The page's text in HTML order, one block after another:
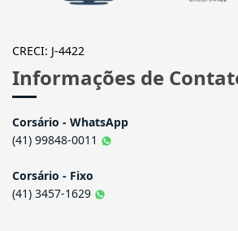
CRECI: J-4422
Informações de Contato
Corsário - WhatsApp
(41) 99848-0011